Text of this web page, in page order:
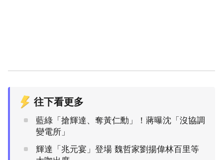
往下看更多
藍綠「搶輝達、奪黃仁勳」！蔣曝沈「沒協調
變電所」
輝達「兆元宴」登場 魏哲家劉揚偉林百里等